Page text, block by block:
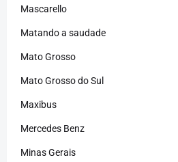
Mascarello
Matando a saudade
Mato Grosso
Mato Grosso do Sul
Maxibus
Mercedes Benz
Minas Gerais